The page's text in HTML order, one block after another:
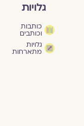
גלויות
כותבות
וכותבים
גלויות
מתארחות